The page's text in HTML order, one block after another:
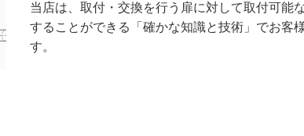
当店は、取付・交換を行う扉に対して取付可能
することができる「確かな知識と技術」でお客
す。